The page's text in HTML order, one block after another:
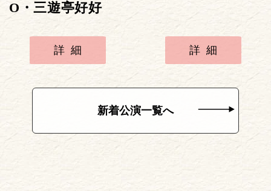
O・三遊亭好好
詳細 詳細
新着公演一覧へ